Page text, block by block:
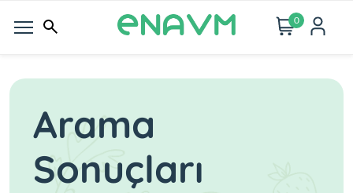
0
Arama
Sonuçları